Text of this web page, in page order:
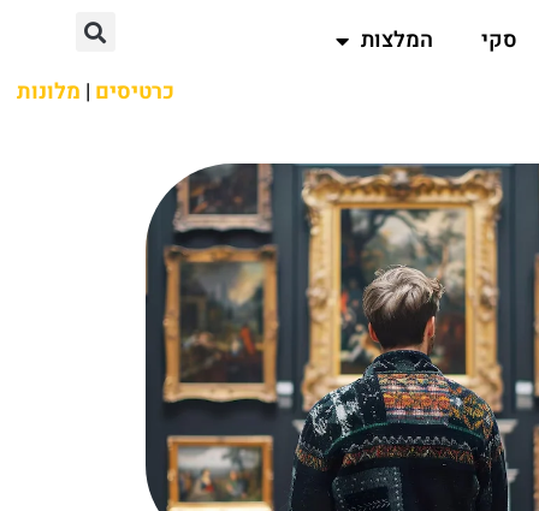
סקי
המלצות
כרטיסים | מלונות